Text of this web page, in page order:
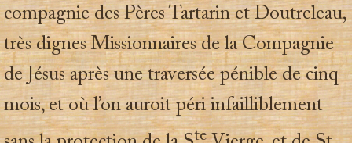
compagnie des Pères Tartarin et Doutreleau,
très dignes Missionnaires de la Compagnie
de Jésus après une traversée pénible de cinq
mois, et où l’on auroit péri infailliblement
te